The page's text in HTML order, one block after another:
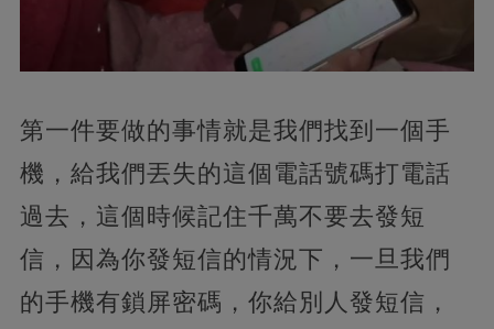
第一件要做的事情就是我們找到一個手
機， 給我們丟失的這個電話號碼打電話
過去，這個時候記住千萬不要去發短
信，因為你發短信的情況下，一旦我們
的手機有鎖屏密碼，你給別人發短信，